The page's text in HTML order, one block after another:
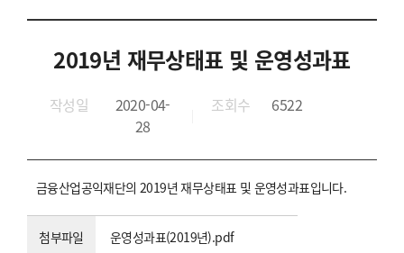
2019년 재무상태표 및 운영성과표
작성일
2020-04-
28
조회수 6522
금융산업공익재단의 2019년 재무상태표 및 운영성과표입니다.
첨부파일
운영성과표(2019년).pdf